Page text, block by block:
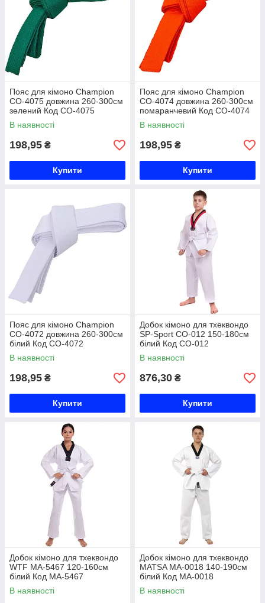
Пояс для кімоно Champion
CO-4075 довжина 260-300см
зелений Код CO-4075
В наявності
198,95 ₴
Купити
Пояс для кімоно Champion
CO-4074 довжина 260-300см
помаранчевий Код CO-4074
В наявності
198,95 ₴
Купити
Пояс для кімоно Champion
CO-4072 довжина 260-300см
білий Код CO-4072
В наявності
198,95 ₴
Купити
Добок кімоно для тхеквондо
SP-Sport CO-012 150-180см
білий Код CO-012
В наявності
876,30 ₴
Купити
Добок кімоно для тхеквондо
WTF MA-5467 120-160см
білий Код MA-5467
В наявності
Добок кімоно для тхеквондо
MATSA MA-0018 140-190см
білий Код MA-0018
В наявності